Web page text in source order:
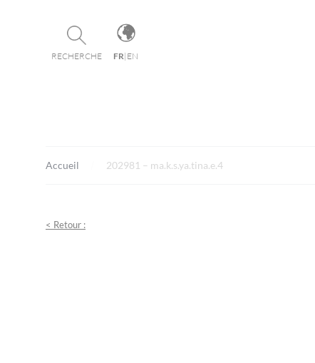
RECHERCHE FR| EN
Accueil 202981 – ma.k.s.ya.tina.e.4
< Retour :